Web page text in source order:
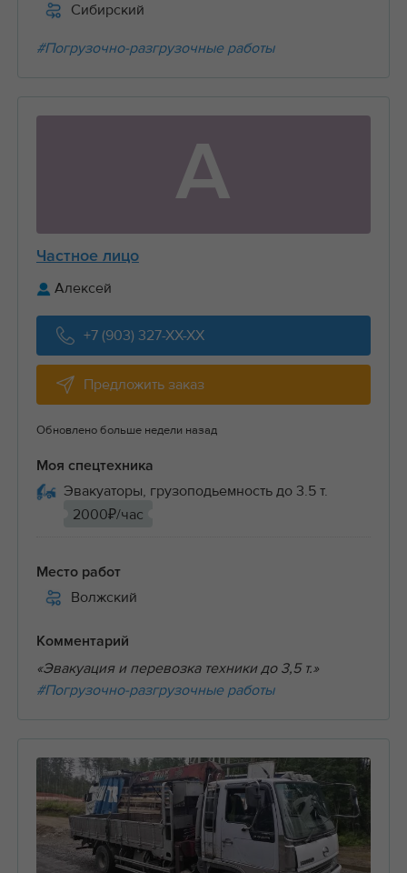
Сибирский
#Погрузочно-разгрузочные работы
А
Частное лицо
Алексей
+7 (903) 327-XX-XX
Предложить заказ
Обновлено больше недели назад
Моя спецтехника
Эвакуаторы, грузоподьемность до 3.5 т.
2000₽/час
Место работ
Волжский
Комментарий
«Эвакуация и перевозка техники до 3,5 т.»
#Погрузочно-разгрузочные работы